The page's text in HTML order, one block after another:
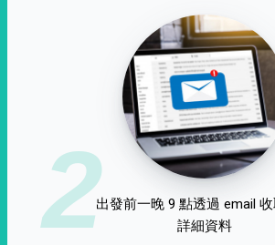
2出發前一晚 9 點透過 email
詳細資料